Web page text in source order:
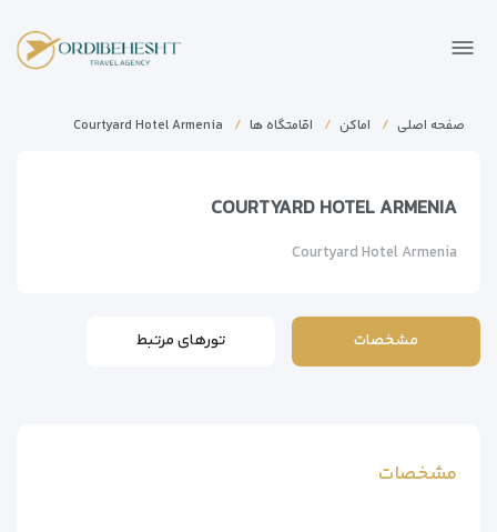
صفحه اصلی اماکن اقامتگاه ها Courtyard Hotel Armenia
COURTYARD HOTEL ARMENIA
Courtyard Hotel Armenia
مشخصات تورهای مرتبط
مشخصات